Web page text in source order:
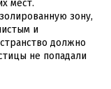
мест.
зону,
и
должно
не попадали